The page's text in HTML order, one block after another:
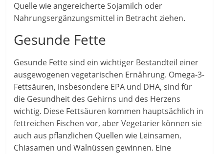
Quelle wie angereicherte Sojamilch oder
Nahrungsergänzungsmittel in Betracht ziehen.
Gesunde Fette
Gesunde Fette sind ein wichtiger Bestandteil einer
ausgewogenen vegetarischen Ernährung. Omega-3-
Fettsäuren, insbesondere EPA und DHA, sind für
die Gesundheit des Gehirns und des Herzens
wichtig. Diese Fettsäuren kommen hauptsächlich in
fettreichen Fischen vor, aber Vegetarier können sie
auch aus pflanzlichen Quellen wie Leinsamen,
Chiasamen und Walnüssen gewinnen. Eine